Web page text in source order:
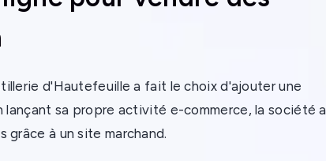
d'Hautefeuille a fait le choix d'ajouter une
lançant sa propre activité e-commerce, la société a
à un site marchand.